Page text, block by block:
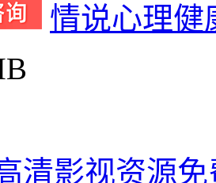
情说心理健
清影视资源